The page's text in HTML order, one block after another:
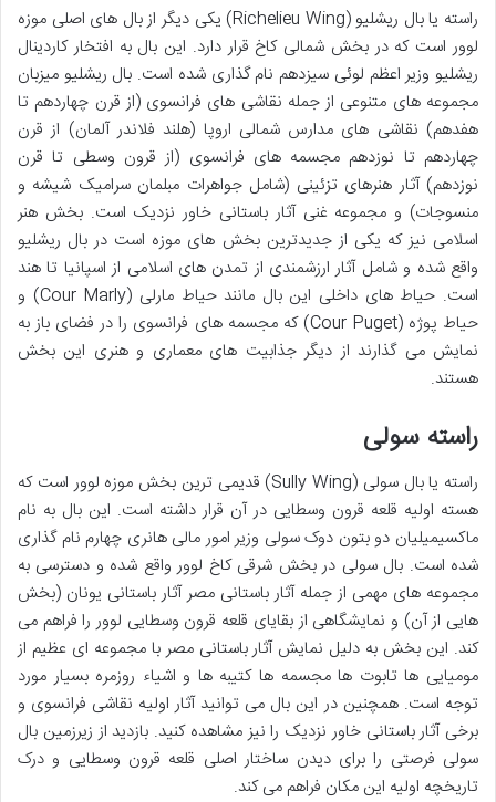
راسته یا بال ریشلیو (Richelieu Wing) یکی دیگر از بال های اصلی موزه
لوور است که در بخش شمالی کاخ قرار دارد. این بال به افتخار کاردینال
ریشلیو وزیر اعظم لوئی سیزدهم نام گذاری شده است. بال ریشلیو میزبان
مجموعه های متنوعی از جمله نقاشی های فرانسوی (از قرن چهاردهم تا
هفدهم) نقاشی های مدارس شمالی اروپا (هلند فلاندر آلمان) از قرن
چهاردهم تا نوزدهم مجسمه های فرانسوی (از قرون وسطی تا قرن
نوزدهم) آثار هنرهای تزئینی (شامل جواهرات مبلمان سرامیک شیشه و
منسوجات) و مجموعه غنی آثار باستانی خاور نزدیک است. بخش هنر
اسلامی نیز که یکی از جدیدترین بخش های موزه است در بال ریشلیو
واقع شده و شامل آثار ارزشمندی از تمدن های اسلامی از اسپانیا تا هند
است. حیاط های داخلی این بال مانند حیاط مارلی (Cour Marly) و
حیاط پوژه (Cour Puget) که مجسمه های فرانسوی را در فضای باز به
نمایش می گذارند از دیگر جذابیت های معماری و هنری این بخش
هستند.
راسته سولی
راسته یا بال سولی (Sully Wing) قدیمی ترین بخش موزه لوور است که
هسته اولیه قلعه قرون وسطایی در آن قرار داشته است. این بال به نام
ماکسیمیلیان دو بتون دوک سولی وزیر امور مالی هانری چهارم نام گذاری
شده است. بال سولی در بخش شرقی کاخ لوور واقع شده و دسترسی به
مجموعه های مهمی از جمله آثار باستانی مصر آثار باستانی یونان (بخش
هایی از آن) و نمایشگاهی از بقایای قلعه قرون وسطایی لوور را فراهم می
کند. این بخش به دلیل نمایش آثار باستانی مصر با مجموعه ای عظیم از
مومیایی ها تابوت ها مجسمه ها کتیبه ها و اشیاء روزمره بسیار مورد
توجه است. همچنین در این بال می توانید آثار اولیه نقاشی فرانسوی و
برخی آثار باستانی خاور نزدیک را نیز مشاهده کنید. بازدید از زیرزمین بال
سولی فرصتی را برای دیدن ساختار اصلی قلعه قرون وسطایی و درک
تاریخچه اولیه این مکان فراهم می کند.